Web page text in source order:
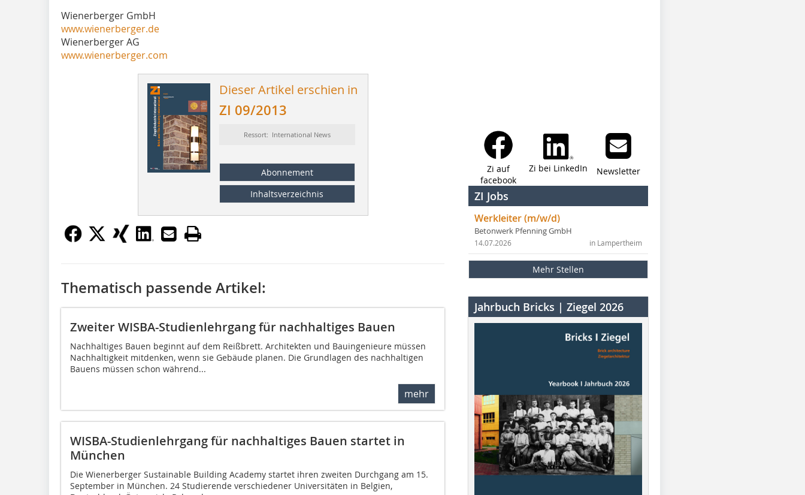
Wienerberger GmbH
www.wienerberger.de
Wienerberger AG
www.wienerberger.com
Dieser Artikel erschien in
ZI 09/2013
Ressort: International News
Abonnement
Inhaltsverzeichnis
Thematisch passende Artikel:
Zweiter WISBA-Studienlehrgang für nachhaltiges Bauen
Nachhaltiges Bauen beginnt auf dem Reißbrett. Architekten und Bauingenieure müssen
Nachhaltigkeit mitdenken, wenn sie Gebäude planen. Die Grundlagen des nachhaltigen
Bauens müssen schon während...
mehr
WISBA-Studienlehrgang für nachhaltiges Bauen startet in
München
Die Wienerberger Sustainable Building Academy startet ihren zweiten Durchgang am 15.
September in München. 24 Studierende verschiedener Universitäten in Belgien,
Zi auf
facebook
Zi bei LinkedIn Newsletter
ZI Jobs
Werkleiter (m/w/d)
Betonwerk Pfenning GmbH
in Lampertheim
14.07.2026
Mehr Stellen
Jahrbuch Bricks | Ziegel 2026